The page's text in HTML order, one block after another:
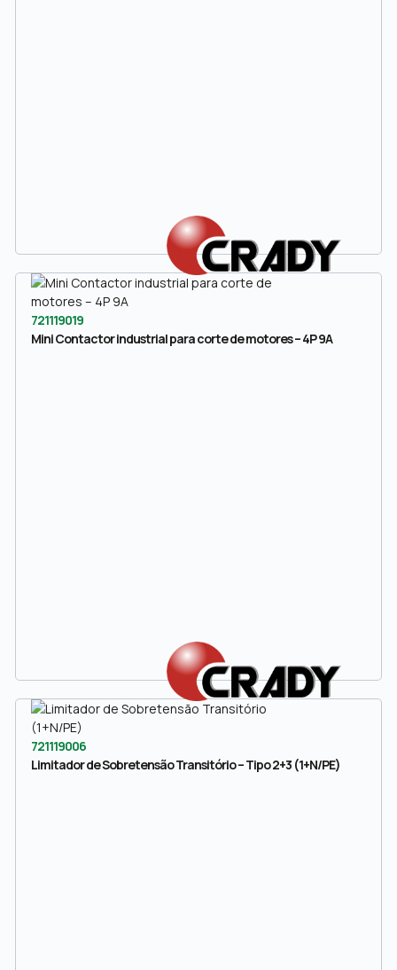
721119019
Mini Contactor industrial para corte de motores – 4P 9A
721119006
Limitador de Sobretensão Transitório – Tipo 2+3 (1+N/PE)